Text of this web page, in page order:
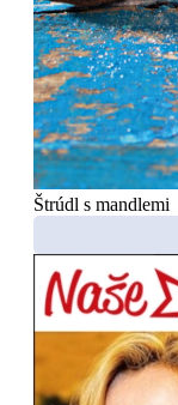
Štrúdl s mandlemi